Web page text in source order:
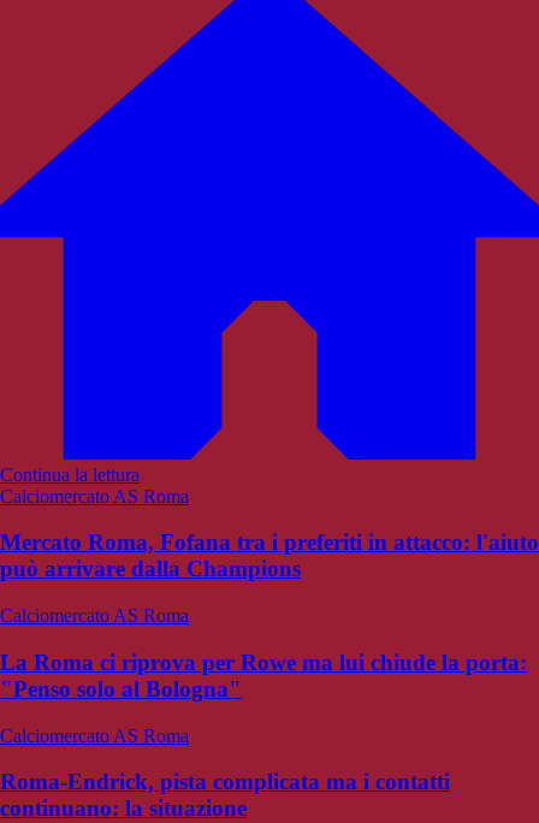
Continua la lettura
Calciomercato AS Roma
Mercato Roma, Fofana tra i preferiti in attacco: l'aiuto
può arrivare dalla Champions
Calciomercato AS Roma
La Roma ci riprova per Rowe ma lui chiude la porta:
"Penso solo al Bologna"
Calciomercato AS Roma
Roma-Endrick, pista complicata ma i contatti
continuano: la situazione